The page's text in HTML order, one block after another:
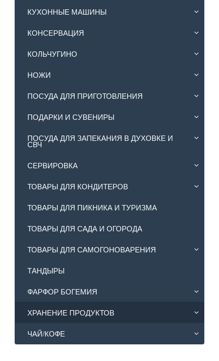
КУХОННЫЕ МАШИНЫ
КОНСЕРВАЦИЯ
КОЛЬЧУГИНО
НОЖИ
ПОСУДА ДЛЯ ПРИГОТОВЛЕНИЯ
ПОДАРКИ И СУВЕНИРЫ
ПОСУДА ДЛЯ ЗАПЕКАНИЯ В ДУХОВКЕ И
СВЧ
СЕРВИРОВКА
ТОВАРЫ ДЛЯ КОНДИТЕРОВ
ТОВАРЫ ДЛЯ ПИКНИКА И ТУРИЗМА
ТОВАРЫ ДЛЯ САДА И ОГОРОДА
ТОВАРЫ ДЛЯ САМОГОНОВАРЕНИЯ
ТАНДЫРЫ
ФАРФОР БОГЕМИЯ
ХРАНЕНИЕ ПРОДУКТОВ
ЧАЙ/КОФЕ